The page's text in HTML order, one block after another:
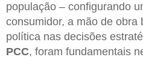
população – configurando
consumidor, a mão de obra
política nas decisões
PCC, foram fundamentais